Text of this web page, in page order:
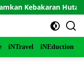
Hutan di
iNTravel iNEduction